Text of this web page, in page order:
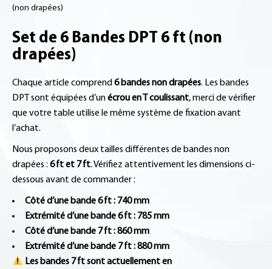
(non drapées)
Set de 6 Bandes DPT 6 ft (non
drapées)
Chaque article comprend 6 bandes non drapées. Les bandes
DPT sont équipées d’unécrou en T coulissant, merci de vérifier
que votre table utilise le même système de fixation avant
l’achat.
Nous proposons deux tailles différentes de bandes non
drapées : 6 ft et 7 ft. Vérifiez attentivement les dimensions ci-
dessous avant de commander :
Côté d’une bande 6 ft : 740 mm
Extrémité d’une bande 6 ft : 785 mm
Côté d’une bande 7 ft : 860 mm
Extrémité d’une bande 7 ft : 880 mm
Les bandes 7 ft sont actuellement en